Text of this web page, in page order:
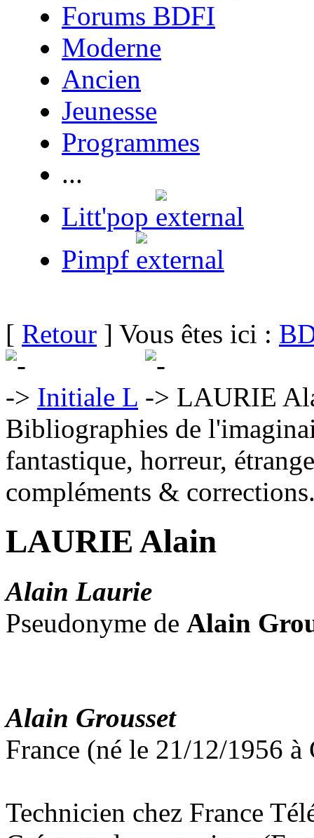
Forums BDFI
Moderne
Ancien
Jeunesse
Programmes
...
Litt'pop
Pimpf
[ Retour ] Vous êtes ici :
Initiale L
LAURIE
Bibliographies de
fantastique, horreur,
compléments &
LAURIE Alain
Alain Laurie
Pseudonyme de Alain
Alain Grousset
France (né le 21/12/1956 à
Technicien chez France